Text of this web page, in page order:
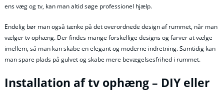
ens væg og tv, kan man altid søge professionel hjælp.
Endelig bør man også tænke på det overordnede design af rummet, når man
vælger tv ophæng. Der findes mange forskellige designs og farver at vælge
imellem, så man kan skabe en elegant og moderne indretning. Samtidig kan
man spare plads på gulvet og skabe mere bevægelsesfrihed i rummet.
Installation af tv ophæng – DIY eller